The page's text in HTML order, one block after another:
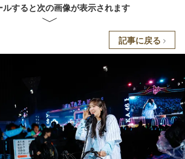
ルすると次の画像が表示されます
記事に戻る